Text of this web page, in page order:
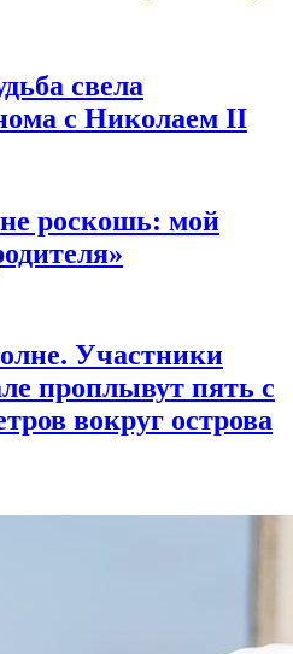
свела
с Николаем II
роскошь: мой
Участники
проплывут пять с
вокруг острова